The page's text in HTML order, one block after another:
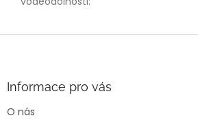
Informace pro vás
O nás